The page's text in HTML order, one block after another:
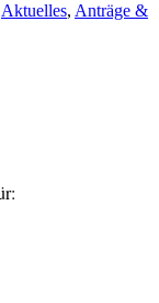
Aktuelles, Anträge &